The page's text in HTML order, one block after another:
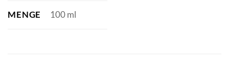
MENGE 100 ml